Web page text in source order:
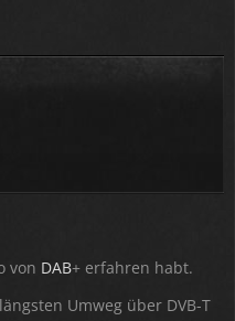
von DAB+ erfahren habt.
Umweg über DVB-T